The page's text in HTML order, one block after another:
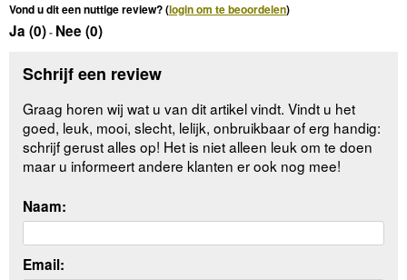
Vond u dit een nuttige review? (login om te beoordelen)
Ja (0)- Nee (0)
Schrijf een review
Graag horen wij wat u van dit artikel vindt. Vindt u het
goed, leuk, mooi, slecht, lelijk, onbruikbaar of erg handig:
schrijf gerust alles op! Het is niet alleen leuk om te doen
maar u informeert andere klanten er ook nog mee!
Naam:
Email: